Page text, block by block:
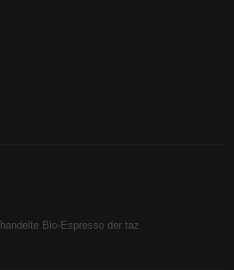
Bio-Espresso der taz